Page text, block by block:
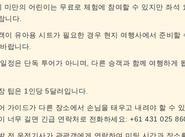
미만의 어린이는 무료로 체험에 참여할 수 있지만 좌석
니다.
이 유아용 시트가 필요한 경우 현지 여행사에서 준비
랍니다.
정은 단독 투어가 아니며, 다른 승객과 함께 여행하게
팁은 1인당 5달러입니다.
가이드가 다른 장소에서 손님을 태우고 내려야 할 수
너무 길면 긴급 연락처로 전화하세요: +61 431 025